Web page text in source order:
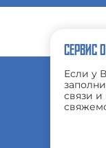
СЕРВИС
Если у
связи